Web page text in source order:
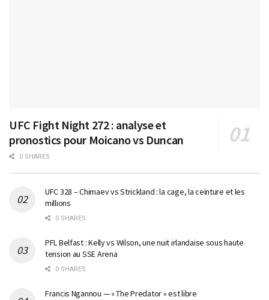
UFC Fight Night 272 : analyse et
pronostics pour Moicano vs Duncan
0 SHARES
UFC 328 – Chimaev vs Strickland : la cage, la ceinture et les
millions
0 SHARES
PFL Belfast : Kelly vs Wilson, une nuit irlandaise sous haute
tension au SSE Arena
0 SHARES
Francis Ngannou — « The Predator » est libre